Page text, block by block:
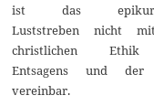
ist das
Luststreben nicht
christlichen
Entsagens und der
vereinbar.